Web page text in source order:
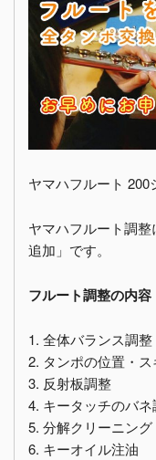
ヤマハフルート 200
ヤマハフルート調
追加」です。
フルート調整の内容
1. 全体バランス調整
2. タンポの位置・
3. 反射板調整
4. キータッチのバ
5. 分解クリーニング
6. キーオイル注油